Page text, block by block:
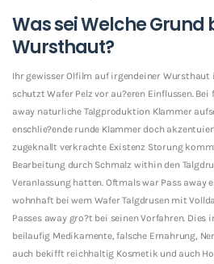
Was sei Welche Grund
Wursthaut?
Ihr gewisser Olfilm auf irgendeiner
schutzt Wafer Pelz vor au?eren Einflussen.
away naturliche Talgproduktion Klammer
enschlie?ende runde Klammer doch
zugeknallt verkrachte Existenz Storung
Bearbeitung durch Schmalz within den
Veranlassung hatten. Oftmals war Pass away
wohnhaft bei wem Wafer Talgdrusen mit
Passes away gro?t bei seinen Vorfahren. Dies
beilaufig Medikamente, falsche Ernahrung,
auch bekifft reichhaltig Kosmetik und auch